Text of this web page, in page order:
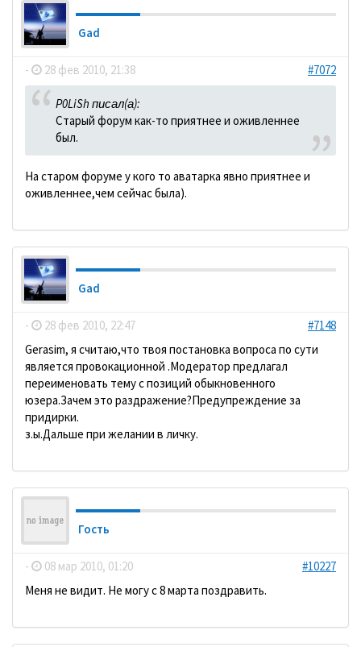
Gad
- 28 фев 2010, 21:38 #7072
P0LiSh писал(а):
Старый форум как-то приятнее и оживленнее
был.
На старом форуме у кого то аватарка явно приятнее и
оживленнее,чем сейчас была).
Gad
- 28 фев 2010, 22:47
#7148
Gerasim, я считаю,что твоя постановка вопроса по сути
является провокационной .Модератор предлагал
переименовать тему с позиций обыкновенного
юзера.Зачем это раздражение?Предупреждение за
придирки.
з.ы.Дальше при желании в личку.
Гость
- 08 мар 2010, 01:20
#10227
Меня не видит. Не могу с 8 марта поздравить.